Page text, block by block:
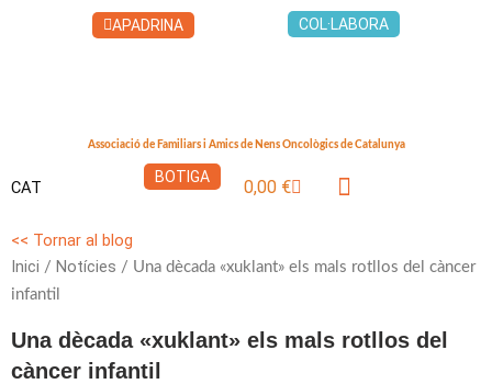
APADRINA COL·LABORA
Associació de Familiars i Amics de Nens Oncològics de Catalunya
CAT
BOTIGA 0,00 €Cistella
<< Tornar al blog
Inici / Notícies / Una dècada «xuklant» els mals rotllos del càncer
infantil
Una dècada «xuklant» els mals rotllos del
càncer infantil